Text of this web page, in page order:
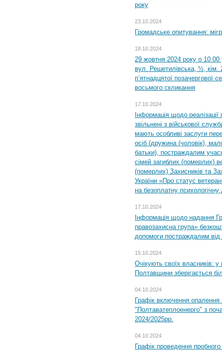
року
23.10.2024
Громадське опитування:
18.10.2024
29 жовтня 2024 року о 10.00
вул. Решетилівська, ½, кім.
п’ятнадцятої позачергової
восьмого скликання
17.10.2024
Інформація щодо
звільнені з військової
мають особливі заслуги
осіб (дружина (чоловік),
батьки), постраждалим
сімей загиблих (померлих)
(померлих) Захисників та
України «Про статус
на безоплатну психологічну
17.10.2024
Інформація щодо надання
правозахисна група»
допомоги постраждалим від
15.10.2024
Очікують своїх власників: у
Полтавщини зберігається
04.10.2024
Графік включення
"Полтаватеплоенерго" з
2024/2025рр.
04.10.2024
Графік проведення